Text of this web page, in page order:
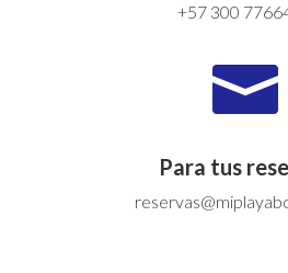
+57 300

Para tus